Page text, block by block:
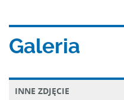
Galeria
INNE ZDJĘCIE